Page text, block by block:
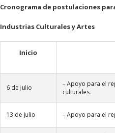
Cronograma de postulaciones
Industrias Culturales y Artes
Inicio
6 de julio
– Apoyo para el
culturales.
13 de julio – Apoyo para el